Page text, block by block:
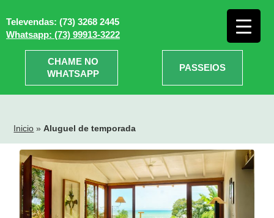
Televendas: (73) 3268 2445
Whatsapp: (73) 99913-3222
CHAME NO
WHATSAPP
PASSEIOS
Inicio »Aluguel de temporada